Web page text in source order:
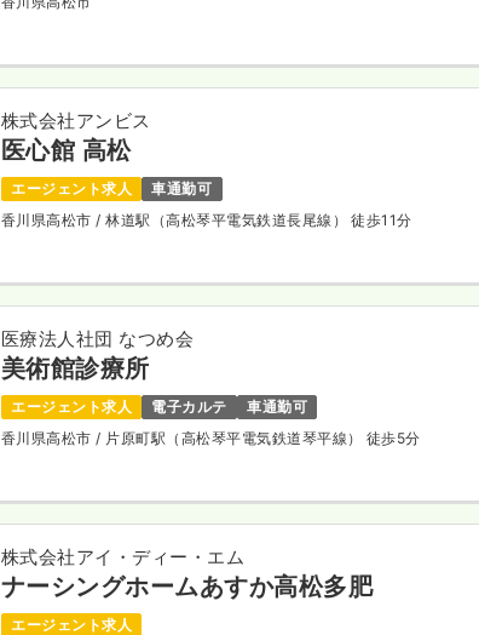
株式会社アンビス
医心館 高松
エージェント求人
車通勤可
香川県高松市/ 林道駅（高松琴平電気鉄道長尾線） 徒歩11分
医療法人社団 なつめ会
美術館診療所
エージェント求人 電子カルテ
車通勤可
香川県高松市/ 片原町駅（高松琴平電気鉄道琴平線） 徒歩5分
株式会社アイ・ディー・エム
ナーシングホームあすか高松多肥
エージェント求人